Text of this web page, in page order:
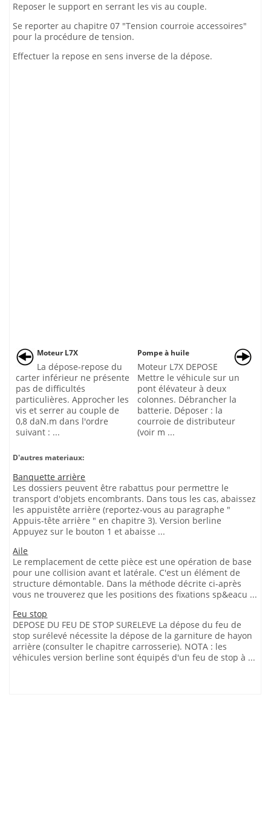
Reposer le support en serrant les vis au couple.
Se reporter au chapitre 07 "Tension courroie accessoires"
pour la procédure de tension.
Effectuer la repose en sens inverse de la dépose.
Moteur L7X
La dépose-repose du
carter inférieur ne présente
pas de difficultés
particulières. Approcher les
vis et serrer au couple de
0,8 daN.m dans l'ordre
suivant : ...
Pompe à huile
Moteur L7X DEPOSE
Mettre le véhicule sur un
pont élévateur à deux
colonnes. Débrancher la
batterie. Déposer : la
courroie de distributeur
(voir m ...
D'autres materiaux:
Banquette arrière
Les dossiers peuvent être rabattus pour permettre le
transport d'objets encombrants. Dans tous les cas, abaissez
les appuistête arrière (reportez-vous au paragraphe "
Appuis-tête arrière " en chapitre 3). Version berline
Appuyez sur le bouton 1 et abaisse ...
Aile
Le remplacement de cette pièce est une opération de base
pour une collision avant et latérale. C'est un élément de
structure démontable. Dans la méthode décrite ci-après
vous ne trouverez que les positions des fixations sp&eacu ...
Feu stop
DEPOSE DU FEU DE STOP SURELEVE La dépose du feu de
stop surélevé nécessite la dépose de la garniture de hayon
arrière (consulter le chapitre carrosserie). NOTA : les
véhicules version berline sont équipés d'un feu de stop à ...